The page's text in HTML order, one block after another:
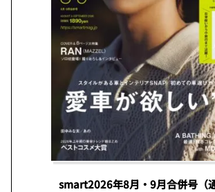
smart2026年8月・9月合併号（